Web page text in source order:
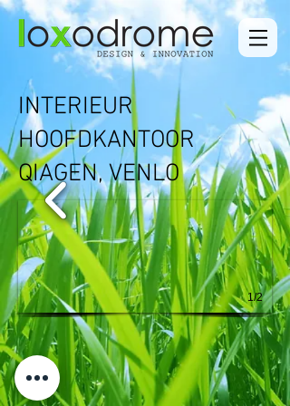
INTERIEUR
HOOFDKANTOOR
QIAGEN, VENLO
1/2